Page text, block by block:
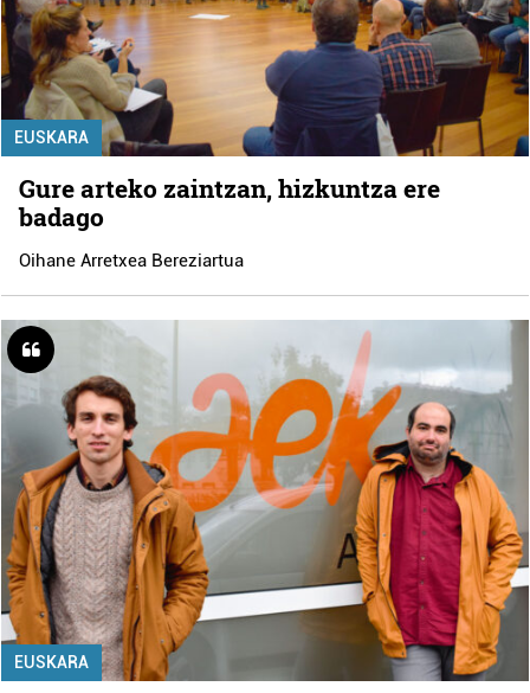
EUSKARA
Gure arteko zaintzan, hizkuntza ere
badago
Oihane Arretxea Bereziartua
EUSKARA